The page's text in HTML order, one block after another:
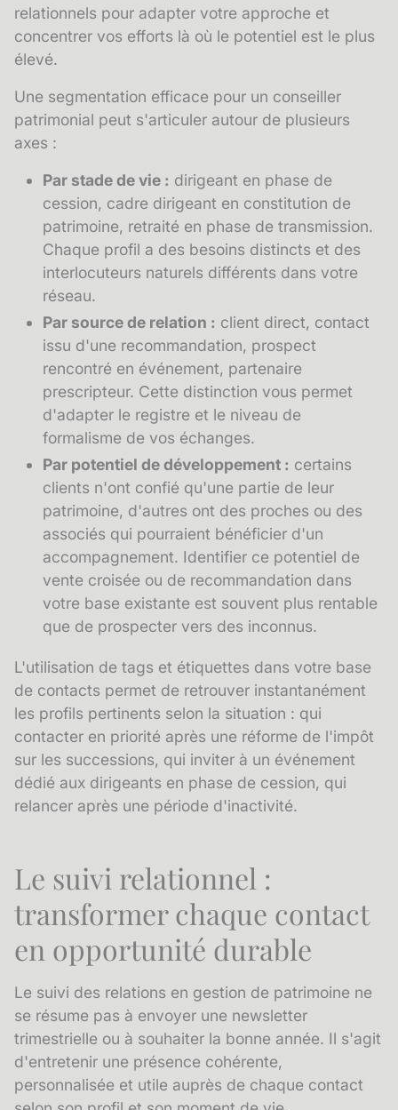
relationnels pour adapter votre approche et
concentrer vos efforts là où le potentiel est le plus
élevé.
Une segmentation efficace pour un conseiller
patrimonial peut s'articuler autour de plusieurs
axes :
Par stade de vie : dirigeant en phase de
cession, cadre dirigeant en constitution de
patrimoine, retraité en phase de transmission.
Chaque profil a des besoins distincts et des
interlocuteurs naturels différents dans votre
réseau.
Par source de relation : client direct, contact
issu d'une recommandation, prospect
rencontré en événement, partenaire
prescripteur. Cette distinction vous permet
d'adapter le registre et le niveau de
formalisme de vos échanges.
Par potentiel de développement : certains
clients n'ont confié qu'une partie de leur
patrimoine, d'autres ont des proches ou des
associés qui pourraient bénéficier d'un
accompagnement. Identifier ce potentiel de
vente croisée ou de recommandation dans
votre base existante est souvent plus rentable
que de prospecter vers des inconnus.
L'utilisation de tags et étiquettes dans votre base
de contacts permet de retrouver instantanément
les profils pertinents selon la situation : qui
contacter en priorité après une réforme de l'impôt
sur les successions, qui inviter à un événement
dédié aux dirigeants en phase de cession, qui
relancer après une période d'inactivité.
Le suivi relationnel :
transformer chaque contact
en opportunité durable
Le suivi des relations en gestion de patrimoine ne
se résume pas à envoyer une newsletter
trimestrielle ou à souhaiter la bonne année. Il s'agit
d'entretenir une présence cohérente,
personnalisée et utile auprès de chaque contact